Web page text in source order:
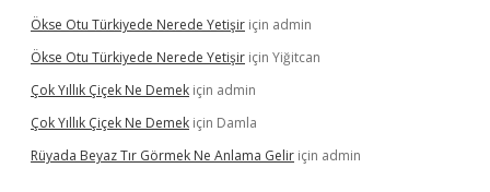
Ökse Otu Türkiyede Nerede Yetişir için admin
Ökse Otu Türkiyede Nerede Yetişir için Yiğitcan
Çok Yıllık Çiçek Ne Demek için admin
Çok Yıllık Çiçek Ne Demek için Damla
Rüyada Beyaz Tır Görmek Ne Anlama Gelir için admin